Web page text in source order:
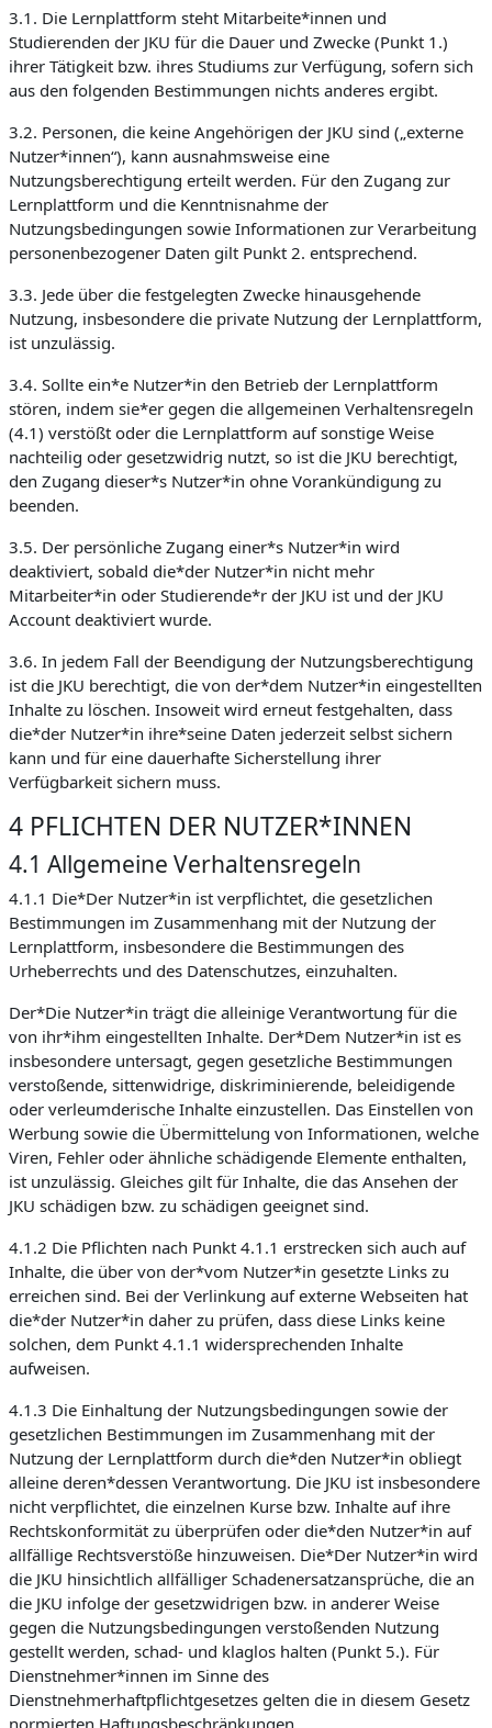
3.1. Die Lernplattform steht Mitarbeite*innen und
Studierenden der JKU für die Dauer und Zwecke (Punkt 1.)
ihrer Tätigkeit bzw. ihres Studiums zur Verfügung, sofern sich
aus den folgenden Bestimmungen nichts anderes ergibt.
3.2. Personen, die keine Angehörigen der JKU sind („externe
Nutzer*innen“), kann ausnahmsweise eine
Nutzungsberechtigung erteilt werden. Für den Zugang zur
Lernplattform und die Kenntnisnahme der
Nutzungsbedingungen sowie Informationen zur Verarbeitung
personenbezogener Daten gilt Punkt 2. entsprechend.
3.3. Jede über die festgelegten Zwecke hinausgehende
Nutzung, insbesondere die private Nutzung der Lernplattform,
ist unzulässig.
3.4. Sollte ein*e Nutzer*in den Betrieb der Lernplattform
stören, indem sie*er gegen die allgemeinen Verhaltensregeln
(4.1) verstößt oder die Lernplattform auf sonstige Weise
nachteilig oder gesetzwidrig nutzt, so ist die JKU berechtigt,
den Zugang dieser*s Nutzer*in ohne Vorankündigung zu
beenden.
3.5. Der persönliche Zugang einer*s Nutzer*in wird
deaktiviert, sobald die*der Nutzer*in nicht mehr
Mitarbeiter*in oder Studierende*r der JKU ist und der JKU
Account deaktiviert wurde.
3.6. In jedem Fall der Beendigung der Nutzungsberechtigung
ist die JKU berechtigt, die von der*dem Nutzer*in eingestellten
Inhalte zu löschen. Insoweit wird erneut festgehalten, dass
die*der Nutzer*in ihre*seine Daten jederzeit selbst sichern
kann und für eine dauerhafte Sicherstellung ihrer
Verfügbarkeit sichern muss.
4 PFLICHTEN DER NUTZER*INNEN
4.1 Allgemeine Verhaltensregeln
4.1.1 Die*Der Nutzer*in ist verpflichtet, die gesetzlichen
Bestimmungen im Zusammenhang mit der Nutzung der
Lernplattform, insbesondere die Bestimmungen des
Urheberrechts und des Datenschutzes, einzuhalten.
Der*Die Nutzer*in trägt die alleinige Verantwortung für die
von ihr*ihm eingestellten Inhalte. Der*Dem Nutzer*in ist es
insbesondere untersagt, gegen gesetzliche Bestimmungen
verstoßende, sittenwidrige, diskriminierende, beleidigende
oder verleumderische Inhalte einzustellen. Das Einstellen von
Werbung sowie die Übermittelung von Informationen, welche
Viren, Fehler oder ähnliche schädigende Elemente enthalten,
ist unzulässig. Gleiches gilt für Inhalte, die das Ansehen der
JKU schädigen bzw. zu schädigen geeignet sind.
4.1.2 Die Pflichten nach Punkt 4.1.1 erstrecken sich auch auf
Inhalte, die über von der*vom Nutzer*in gesetzte Links zu
erreichen sind. Bei der Verlinkung auf externe Webseiten hat
die*der Nutzer*in daher zu prüfen, dass diese Links keine
solchen, dem Punkt 4.1.1 widersprechenden Inhalte
aufweisen.
4.1.3 Die Einhaltung der Nutzungsbedingungen sowie der
gesetzlichen Bestimmungen im Zusammenhang mit der
Nutzung der Lernplattform durch die*den Nutzer*in obliegt
alleine deren*dessen Verantwortung. Die JKU ist insbesondere
nicht verpflichtet, die einzelnen Kurse bzw. Inhalte auf ihre
Rechtskonformität zu überprüfen oder die*den Nutzer*in auf
allfällige Rechtsverstöße hinzuweisen. Die*Der Nutzer*in wird
die JKU hinsichtlich allfälliger Schadenersatzansprüche, die an
die JKU infolge der gesetzwidrigen bzw. in anderer Weise
gegen die Nutzungsbedingungen verstoßenden Nutzung
gestellt werden, schad- und klaglos halten (Punkt 5.). Für
Dienstnehmer*innen im Sinne des
Dienstnehmerhaftpflichtgesetzes gelten die in diesem Gesetz
normierten Haftungsbeschränkungen.